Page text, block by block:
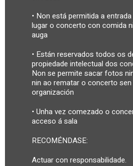
• Non está permitida a
lugar o concerto con comida
auga
• Están reservados todos os
propiedade intelectual dos
Non se permite sacar fotos
nin ao rematar o concerto
organización
• Unha vez comezado o
acceso á sala
RECOMÉNDASE:
Actuar con responsabilidade.